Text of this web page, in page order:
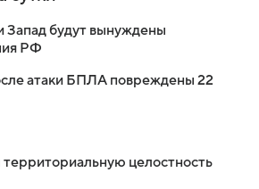
Запад будут вынуждены
РФ
атаки БПЛА повреждены 22
целостность